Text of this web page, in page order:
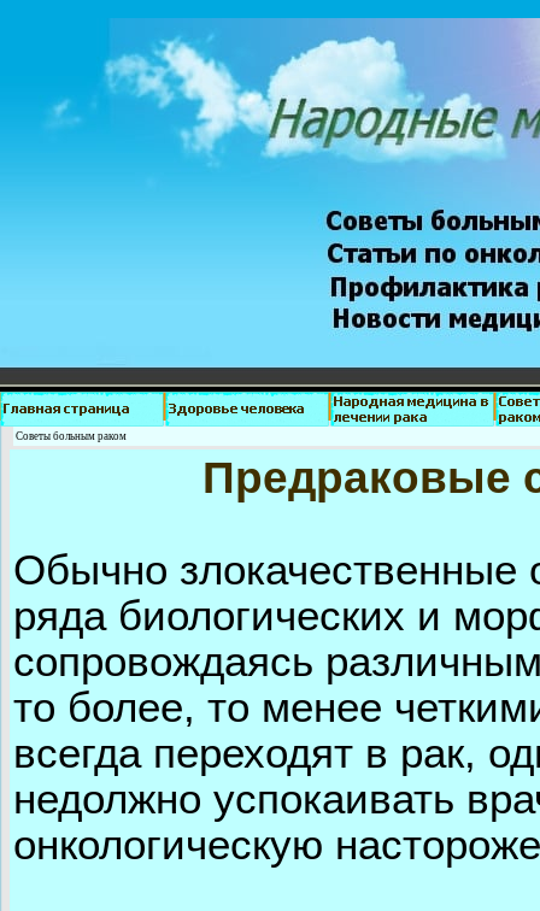
Советы больным раком
Предраковые
Обычно злокачественные
ряда биологических и
сопровождаясь
то более, то менее
всегда переходят в рак,
недолжно успокаивать
онкологическую